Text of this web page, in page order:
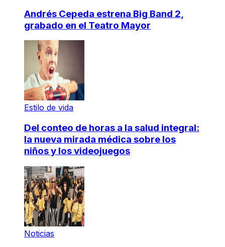
Andrés Cepeda estrena Big Band 2,
grabado en el Teatro Mayor
Estilo de vida
Del conteo de horas a la salud integral:
la nueva mirada médica sobre los
niños y los videojuegos
Noticias